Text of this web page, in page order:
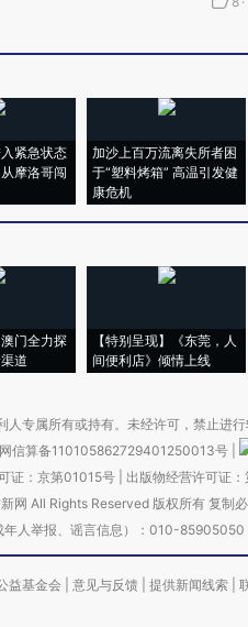
紧急状态
摩洛哥闯
加沙上百万流离失所者困
于“塑料烤箱” 高温引发健
康危机
澳门全力探
道
【特别呈现】《东莞，人
间便利店》倾情上线
专属所有或持有。未经许可，禁止进
网信算备110105862729401250013号
证：京第01015号| 出版物经营许可证
网 All Rights Reserved 版权所有 复制
年人举报、谣言信息）：010-
益基金会 意见与反馈 提供新闻线索